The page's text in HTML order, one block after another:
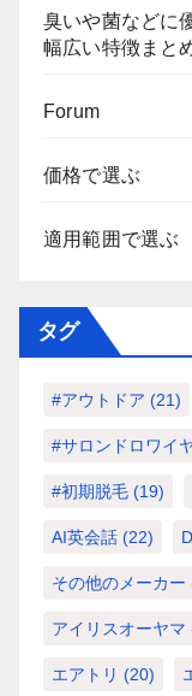
臭いや菌などに
幅広い特徴まと
Forum
価格で選ぶ
適用範囲で選ぶ
タグ
#アウトドア (21)
#サロンドロワイ
#初期脱毛 (19)
AI英会話 (22)
その他のメーカー
アイリスオーヤマ
エアトリ (20)